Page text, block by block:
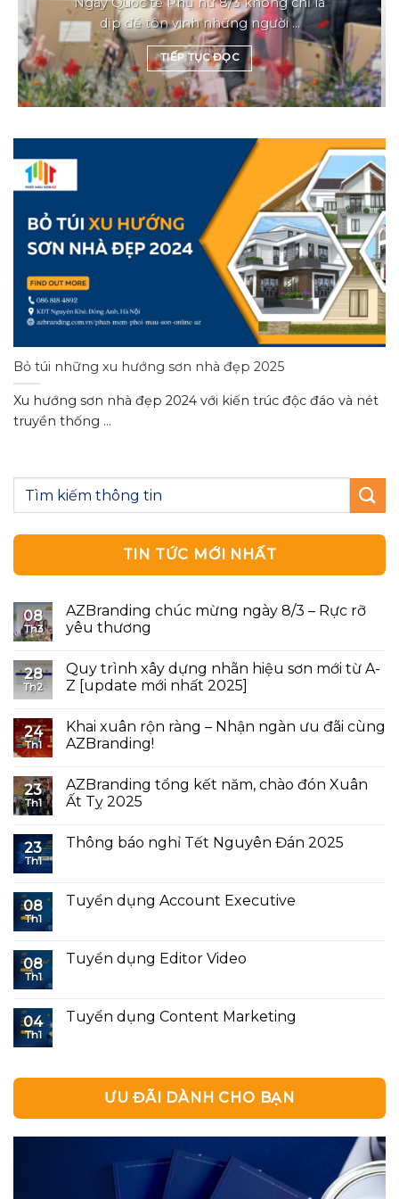
dịp để tôn vinh những người ...
TIẾP TỤC ĐỌC
Bỏ túi những xu hướng sơn nhà đẹp 2025
Xu hướng sơn nhà đẹp 2024 với kiến trúc độc đáo và nét
truyền thống ...
TIN TỨC MỚI NHẤT
08
Th3
AZBranding chúc mừng ngày 8/3 – Rực rỡ
yêu thương
28
Th2
Quy trình xây dựng nhãn hiệu sơn mới từ A-
Z [update mới nhất 2025]
24
Th1
Khai xuân rộn ràng – Nhận ngàn ưu đãi cùng
AZBranding!
23
Th1
AZBranding tổng kết năm, chào đón Xuân
Ất Tỵ 2025
23
Th1
Thông báo nghỉ Tết Nguyên Đán 2025
08
Th1
Tuyển dụng Account Executive
08
Th1
Tuyển dụng Editor Video
04
Th1
Tuyển dụng Content Marketing
ƯU ĐÃI DÀNH CHO BẠN